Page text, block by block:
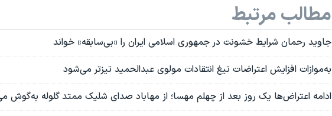
مطالب مرتبط
جاوید رحمان شرایط خشونت در جمهوری اسلامی ایران را «بی‌سابقه» خواند
به‌موازات افزایش اعتراضات تیغ انتقادات مولوی عبدالحمید تیزتر می‌شود
ادامه اعتراض‌ها یک روز بعد از چهلم مهسا؛ از مهاباد صدای شلیک ممتد گلوله به‌گوش